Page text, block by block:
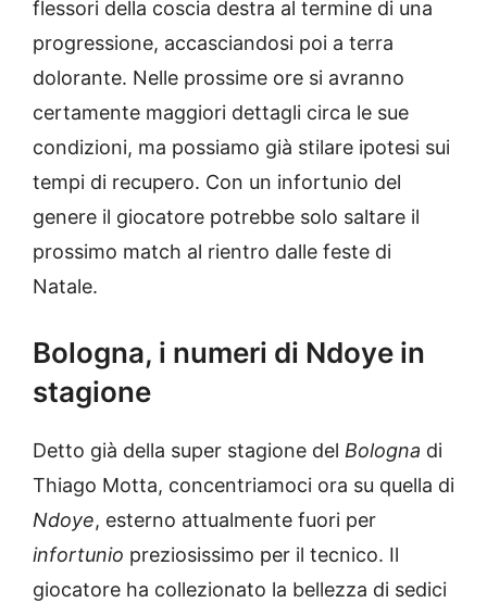
flessori della coscia destra al termine di una
progressione, accasciandosi poi a terra
dolorante. Nelle prossime ore si avranno
certamente maggiori dettagli circa le sue
condizioni, ma possiamo già stilare ipotesi sui
tempi di recupero. Con un infortunio del
genere il giocatore potrebbe solo saltare il
prossimo match al rientro dalle feste di
Natale.
Bologna, i numeri di Ndoye in
stagione
Detto già della super stagione del Bologna di
Thiago Motta, concentriamoci ora su quella di
Ndoye, esterno attualmente fuori per
infortunio preziosissimo per il tecnico. Il
giocatore ha collezionato la bellezza di sedici